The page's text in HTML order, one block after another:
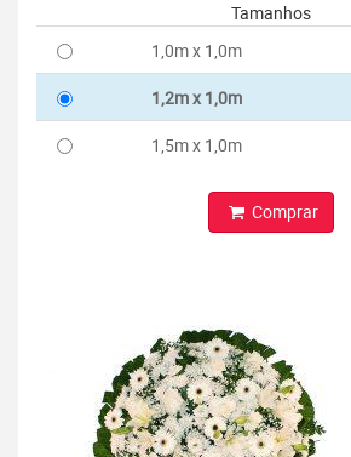
Tamanhos
1,0m x 1,0m
1,2m x 1,0m
1,5m x 1,0m
Comprar